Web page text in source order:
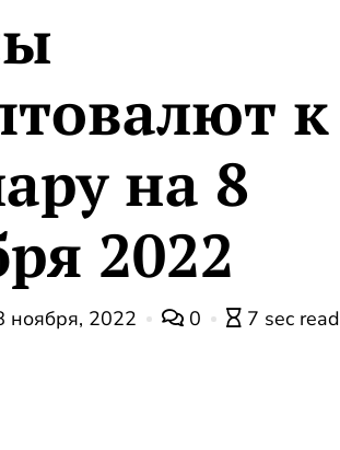
к
на 8
2022
ноября, 2022 0 7 sec read